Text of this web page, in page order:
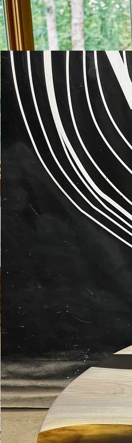
Слэб без смолы
1100 × 500 см